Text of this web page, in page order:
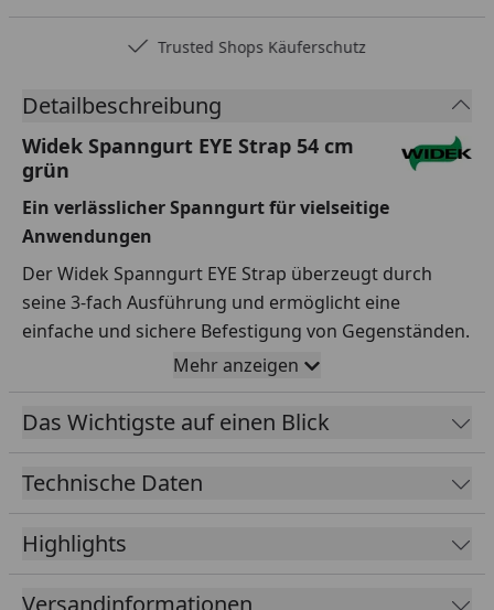
Trusted Shops Käuferschutz
Detailbeschreibung
Widek Spanngurt EYE Strap 54 cm
grün
Ein verlässlicher Spanngurt für vielseitige
Anwendungen
Der Widek Spanngurt EYE Strap überzeugt durch
seine 3-fach Ausführung und ermöglicht eine
einfache und sichere Befestigung von Gegenständen.
Der Spanngurt ist 54 cm lang und verfügt über ein
Nirosta universales Lochblech.
Robuste und flexible Lösung
EYE Strap eine praktische Möglichkeit zur Sicherung.
Der Spanngurt ist in einer ansprechenden olivgrünen
Farbe gehalten.
Mehr anzeigen
Das Wichtigste auf einen Blick
Technische Daten
Highlights
Versandinformationen